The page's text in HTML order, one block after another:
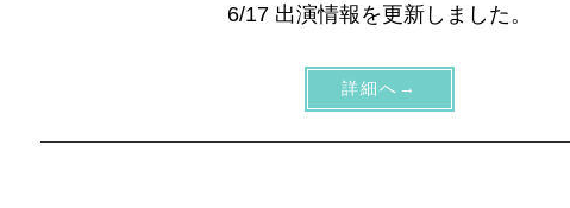
​6/17 出演情報を更新しました。
詳細へ→